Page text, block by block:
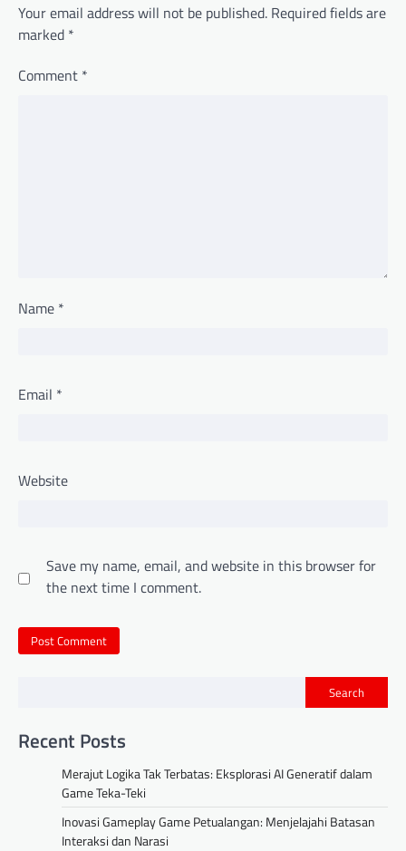
Your email address will not be published. Required fields are
marked *
Comment *
Name *
Email *
Website
Save my name, email, and website in this browser for
the next time I comment.
Search
Recent Posts
Merajut Logika Tak Terbatas: Eksplorasi AI Generatif dalam
Game Teka-Teki
Inovasi Gameplay Game Petualangan: Menjelajahi Batasan
Interaksi dan Narasi